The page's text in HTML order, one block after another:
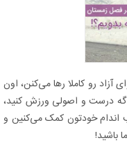
رو کاملا رها می‌کنن، اون
اگه درست و اصولی ورزش کنید،
اندام خودتون کمک می‌کنین و
باشید!